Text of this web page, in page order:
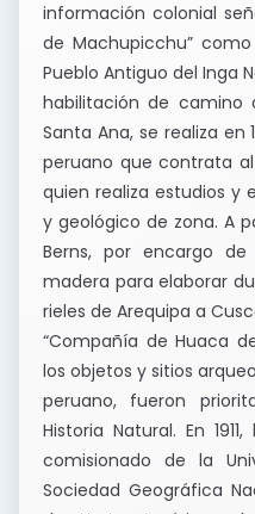
información colonial
de Machupicchu” como
Pueblo Antiguo del Inga
habilitación de camino
Santa Ana, se realiza
peruano que contrata
quien realiza estudios y
y geológico de zona. A
Berns, por encargo
madera para elaborar
rieles de Arequipa a
“Compañía de Huaca
los objetos y sitios
peruano, fueron
Historia Natural. En
comisionado de la
Sociedad Geográfica